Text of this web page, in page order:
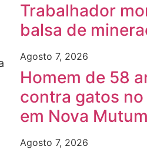
Trabalhador
balsa de
Agosto 7, 2026
Homem de 58
contra gatos
em Nova
Agosto 7, 2026